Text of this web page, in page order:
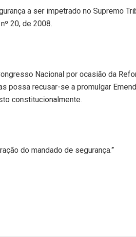
a ser impetrado no Supremo
20, de 2008.
Nacional por ocasião da
possa recusar-se a promulgar
constitucionalmente.
do mandado de segurança.”